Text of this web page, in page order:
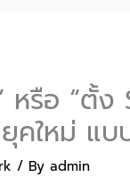
หรือ “ตั้ง
ยุคใหม่ แ
/ Byadmin